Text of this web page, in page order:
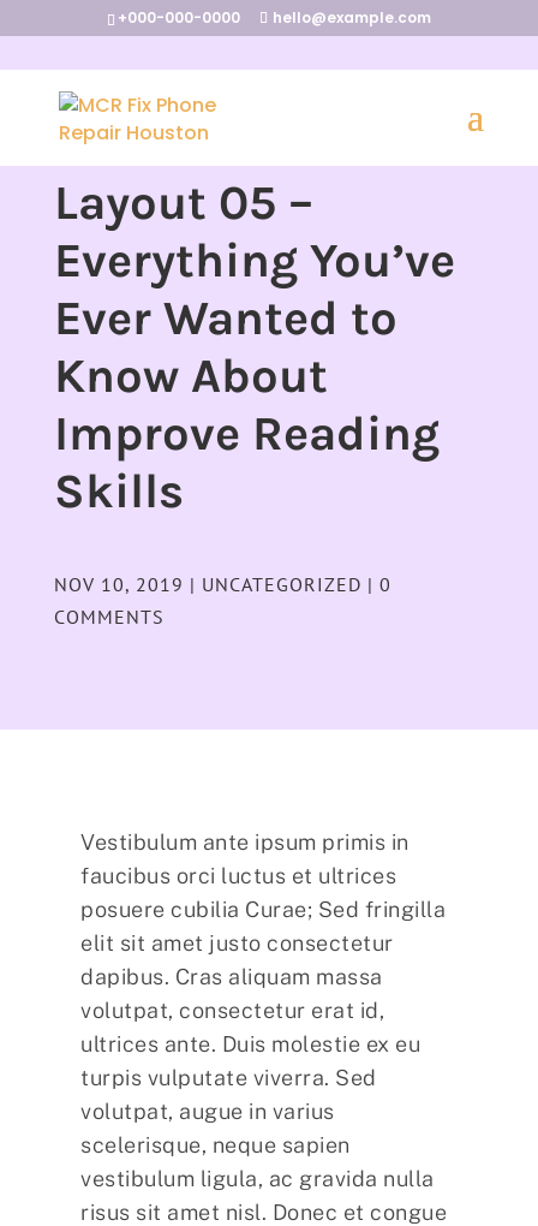
+000-000-0000 hello@example.com
Layout 05 –
Everything You’ve
Ever Wanted to
Know About
Improve Reading
Skills
NOV 10, 2019 | UNCATEGORIZED | 0
COMMENTS
Vestibulum ante ipsum primis in
faucibus orci luctus et ultrices
posuere cubilia Curae; Sed fringilla
elit sit amet justo consectetur
dapibus. Cras aliquam massa
volutpat, consectetur erat id,
ultrices ante. Duis molestie ex eu
turpis vulputate viverra. Sed
volutpat, augue in varius
scelerisque, neque sapien
vestibulum ligula, ac gravida nulla
risus sit amet nisl. Donec et congue